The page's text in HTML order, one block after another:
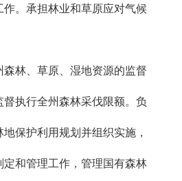
。承担林业和草原应对气候
林、草原、湿地资源的监督
执行全州森林采伐限额。负
保护利用规划并组织实施，
定和管理工作，管理国有森林